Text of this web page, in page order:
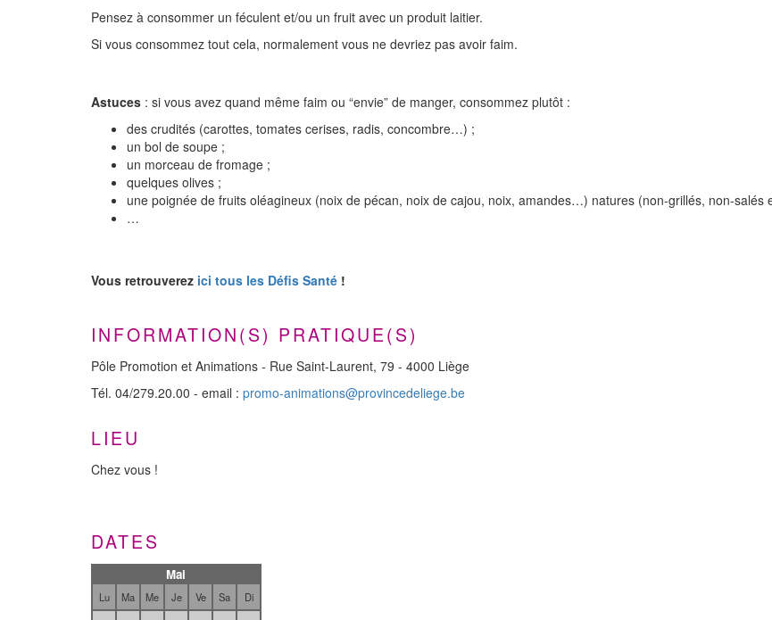
Pensez à consommer un féculent et/ou un fruit avec un produit laitier.
Si vous consommez tout cela, normalement vous ne devriez pas avoir faim.
Astuces : si vous avez quand même faim ou “envie” de manger, consommez plutôt :
des crudités (carottes, tomates cerises, radis, concombre…) ;
un bol de soupe ;
un morceau de fromage ;
quelques olives ;
une poignée de fruits oléagineux (noix de pécan, noix de cajou, noix, amandes…) natures (non-grillés, non-salés
…
Vous retrouverez ici tous les Défis Santé !
INFORMATION(S) PRATIQUE(S)
Pôle Promotion et Animations - Rue Saint-Laurent, 79 - 4000 Liège
Tél. 04/279.20.00 - email : promo-animations@provincedeliege.be
LIEU
Chez vous !
DATES
Mai
Lu Ma Me Je Ve Sa
Di